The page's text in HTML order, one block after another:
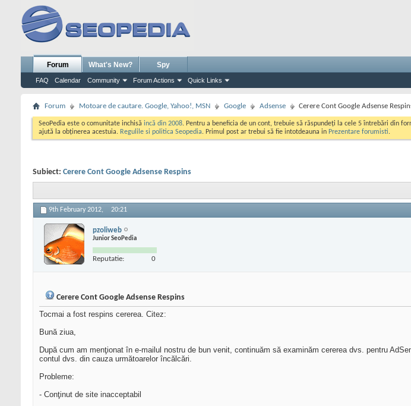
Forum
FAQ Calendar Community Forum Actions Quick Links
What's New? Spy
Forum Motoare de cautare. Google, Yahoo!, MSN Google Adsense Cerere Cont Google Adsense
SeoPedia este o comunitate inchisă incă din 2008. Pentru a beneficia de un cont, trebuie să răspundeți la cele 5 întrebări din
ajută la obținerea acestuia. Regulile si politica Seopedia. Primul post ar trebui să fie intotdeauna in Prezentare forumisti.
Subiect: Cerere Cont Google Adsense Respins
9th February 2012, 20:21
pzoliweb
Junior SeoPedia
Reputatie: 0
Cerere Cont Google Adsense Respins
Tocmai a fost respins cererea. Citez:
Bună ziua,
După cum am menţionat în e-mailul nostru de bun venit, continuăm să examinăm cererea dvs. pentru
contul dvs. din cauza următoarelor încălcări.
Probleme:
- Conţinut de site inacceptabil